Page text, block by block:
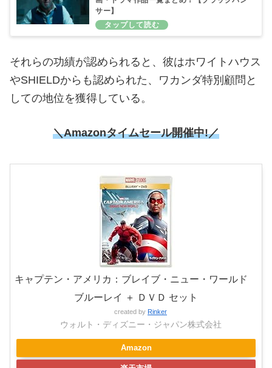
サー】
それらの功績が認められると、彼はホワイトハウス
やSHIELDからも認められた、ワカンダ特別顧問と
しての地位を獲得している。
＼Amazonタイムセール開催中!／
キャプテン・アメリカ：ブレイブ・ニュー・ワールド
ブルーレイ ＋ ＤＶＤ セット
created by Rinker
ウォルト・ディズニー・ジャパン株式会社
Amazon